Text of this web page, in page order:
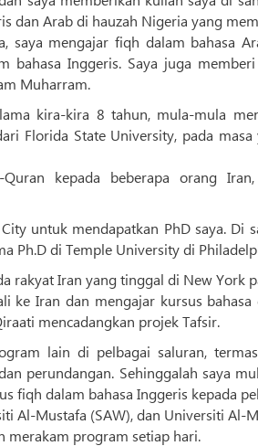
dan Arab di hauzah Nigeria yang
saya mengajar fiqh dalam bahasa
bahasa Inggeris. Saya juga
Muharram.
kira-kira 8 tahun, mula-mula
Florida State University, pada
kepada beberapa orang
untuk mendapatkan PhD saya. Di
Ph.D di Temple University di
rakyat Iran yang tinggal di New York
ke Iran dan mengajar kursus
mencadangkan projek Tafsir.
lain di pelbagai saluran,
perundangan. Sehinggalah saya
fiqh dalam bahasa Inggeris kepada
Al-Mustafa (SAW), dan Universiti Al-
merakam program setiap hari.